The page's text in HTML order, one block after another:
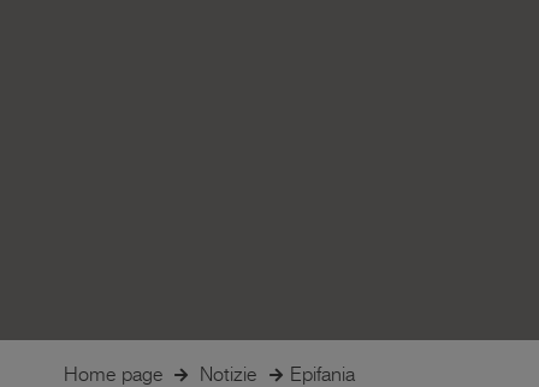
Home page Notizie Epifania